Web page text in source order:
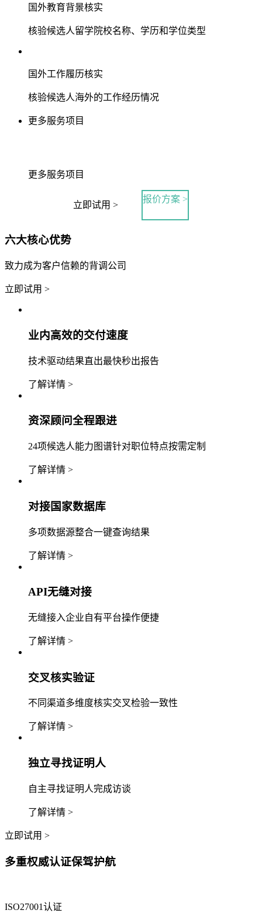
国外教育背景核实
核验候选人留学院校名称、学历和学位类型
国外工作履历核实
核验候选人海外的工作经历情况
更多服务项目
更多服务项目
立即试用 >
报价方案 >
六大核心优势
致力成为客户信赖的背调公司
立即试用 >
业内高效的交付速度
技术驱动结果直出最快秒出报告
了解详情 >
资深顾问全程跟进
24项候选人能力图谱针对职位特点按需定制
了解详情 >
对接国家数据库
多项数据源整合一键查询结果
了解详情 >
API无缝对接
无缝接入企业自有平台操作便捷
了解详情 >
交叉核实验证
不同渠道多维度核实交叉检验一致性
了解详情 >
独立寻找证明人
自主寻找证明人完成访谈
了解详情 >
立即试用 >
多重权威认证保驾护航
ISO27001认证